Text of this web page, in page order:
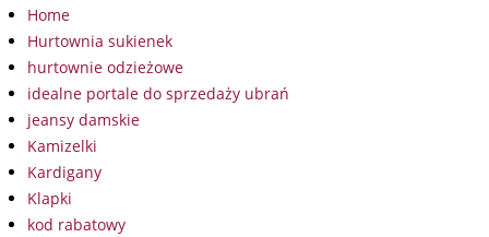
Home
Hurtownia sukienek
hurtownie odzieżowe
idealne portale do sprzedaży ubrań
jeansy damskie
Kamizelki
Kardigany
Klapki
kod rabatowy